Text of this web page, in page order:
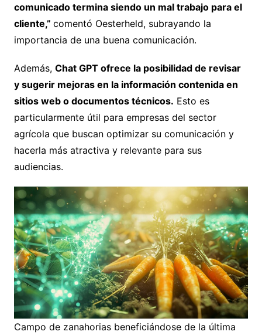
comunicado termina siendo un mal trabajo para el
cliente,” comentó Oesterheld, subrayando la
importancia de una buena comunicación.
Además, Chat GPT ofrece la posibilidad de revisar
y sugerir mejoras en la información contenida en
sitios web o documentos técnicos. Esto es
particularmente útil para empresas del sector
agrícola que buscan optimizar su comunicación y
hacerla más atractiva y relevante para sus
audiencias.
Campo de zanahorias beneficiándose de la última